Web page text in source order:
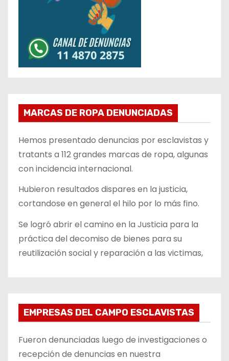
MARCAS DE ROPA DENUNCIADAS
Hemos presentado denuncias por esclavistas y
tratants a 112 grandes marcas de ropa, algunas
con incidencia internacional.
Hubieron resultados dispares en la justicia,
cortandose en general el hilo por lo más fino.
Se logró abrir el camino en la Justicia para la
práctica del decomiso de bienes para su
reutilización social y reparación a las victimas,
EMPRESAS DEL CAMPO ESCLAVISTAS
Fueron denunciadas luego de investigaciones o
recepción de denuncias en nuestra